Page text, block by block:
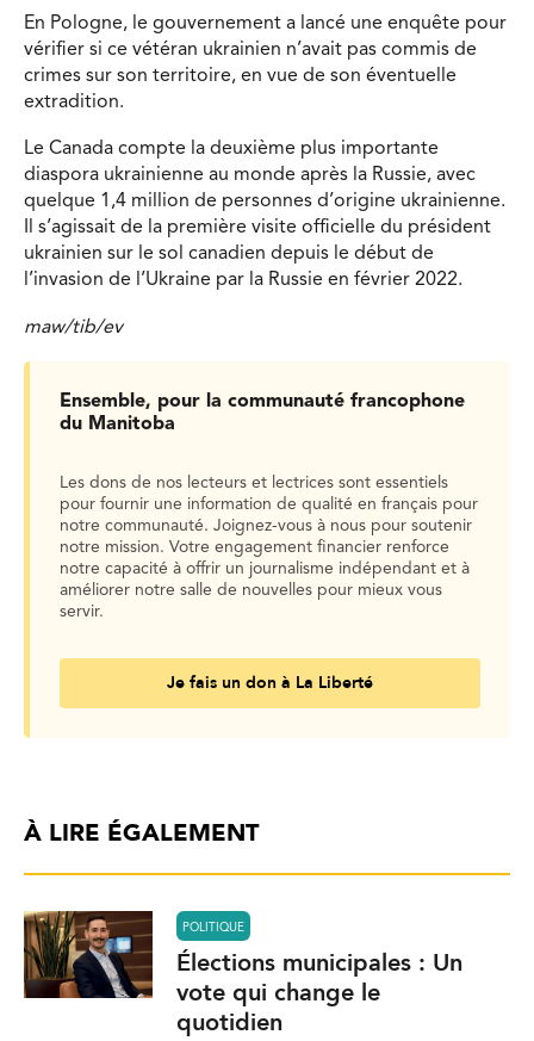
En Pologne, le gouvernement a lancé une enquête pour
vérifier si ce vétéran ukrainien n’avait pas commis de
crimes sur son territoire, en vue de son éventuelle
extradition.
Le Canada compte la deuxième plus importante
diaspora ukrainienne au monde après la Russie, avec
quelque 1,4 million de personnes d’origine ukrainienne.
Il s’agissait de la première visite officielle du président
ukrainien sur le sol canadien depuis le début de
l’invasion de l’Ukraine par la Russie en février 2022.
maw/tib/ev
Ensemble, pour la communauté francophone
du Manitoba
Les dons de nos lecteurs et lectrices sont essentiels
pour fournir une information de qualité en français pour
notre communauté. Joignez-vous à nous pour soutenir
notre mission. Votre engagement financier renforce
notre capacité à offrir un journalisme indépendant et à
améliorer notre salle de nouvelles pour mieux vous
servir.
Je fais un don à La Liberté
À LIRE ÉGALEMENT
POLITIQUE
Élections municipales : Un
vote qui change le
quotidien